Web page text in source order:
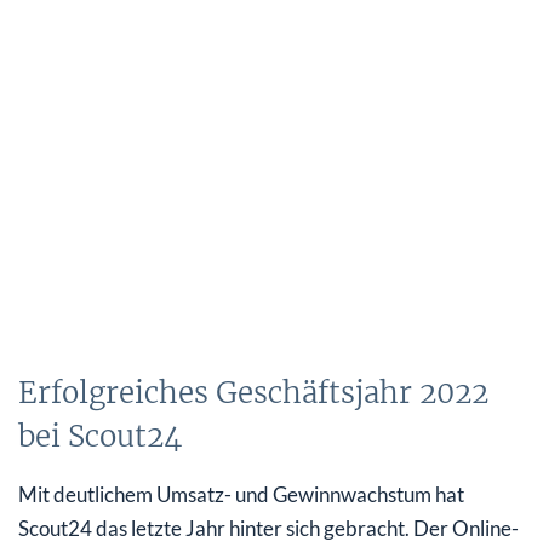
Erfolgreiches Geschäftsjahr 2022
bei Scout24
Mit deutlichem Umsatz- und Gewinnwachstum hat
Scout24 das letzte Jahr hinter sich gebracht. Der Online-